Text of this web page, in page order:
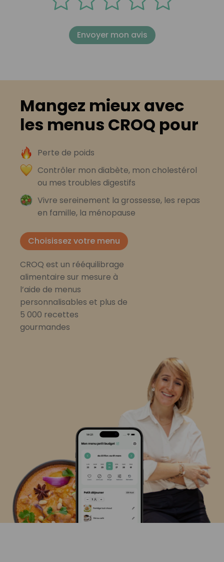
Envoyer mon avis
Mangez mieux avec
les menus CROQ pour
Perte de poids
Contrôler mon diabète, mon cholestérol
ou mes troubles digestifs
Vivre sereinement la grossesse, les repas
en famille, la ménopause
Choisissez votre menu
CROQ est un rééquilibrage
alimentaire sur mesure à
l’aide de menus
personnalisables et plus de
5 000 recettes
gourmandes